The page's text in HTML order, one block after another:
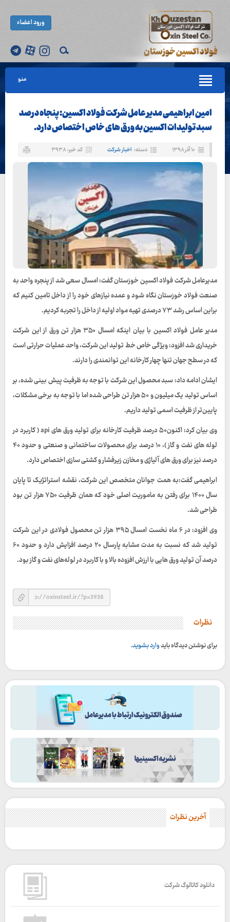
ورود اعضاء
منو
امین ابراهیمی مدیر عامل شرکت فولاد اکسین: پنجاه درصد
سبد تولیدات اکسین به ورق های خاص اختصاص دارد.
۱۰ آذر ۱۳۹۸ دسته: اخبار شرکت کد خبر: ۳۹۳۸
مدیرعامل شرکت فولاد اکسین خوزستان گفت: امسال سعی شد از پنجره واحد به
صنعت فولاد خوزستان نگاه شود و عمده نیازهای خود را از داخل تامین کنیم که
براین اساس رشد ۷۳ درصدی تهیه مواد اولیه از داخل را تجربه کردیم.
مدیر عامل فولاد اکسین با بیان اینکه امسال ۳۵۰ هزار تن ورق از این شرکت
خریداری شد افزود: ویژگی خاص خط تولید این شرکت، واحد عملیات حرارتی است
که در سطح جهان تنها چهار کارخانه این توانمندی را دارند.
ایشان ادامه داد: سبد محصول این شرکت با توجه به ظرفیت پیش بینی شده، بر
اساس تولید یک میلیون و ۵۰ هزار تن طراحی شده اما با توجه به برخی مشکلات،
پایین‌تر از ظرفیت اسمی تولید داریم.
وی بیان کرد: اکنون۵۰ درصد ظرفیت کارخانه برای تولید ورق های api ( کاربرد در
لوله های نفت و گاز )، ۱۰ درصد برای محصولات ساختمانی و صنعتی و حدود ۴۰
درصد نیز برای ورق های آلیاژی و مخازن زیرفشار و کشتی سازی اختصاص دارد.
ابراهیمی گفت:به همت جوانان متخصص این شرکت، نقشه استراتژیک تا پایان
سال ۱۴۰۰ برای رفتن به ماموریت اصلی خود که همان ظرفیت ۷۵۰ هزار تن بود
طراحی شد.
وی افزود: در ۶ ماه نخست امسال ۳۹۵ هزار تن محصول فولادی در این شرکت
تولید شد که نسبت به مدت مشابه پارسال ۲۰ درصد افزایش دارد و حدود ۶۰
درصد آن تولید ورق هایی با ارزش افزوده بالا و با کاربرد در لوله‌های نفت و گاز بود.
نظرات
برای نوشتن دیدگاه بایدوارد بشوید.
آخرین نظرات
دانلود کاتالوگ شرکت